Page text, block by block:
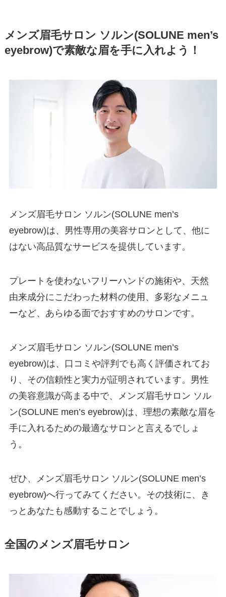
メンズ眉毛サロン ソルン(SOLUNE men’s
eyebrow)で素敵な眉を手に入れよう！
メンズ眉毛サロン ソルン(SOLUNE men’s
eyebrow)は、男性専用の美容サロンとして、他に
はない高品質なサービスを提供しています。
プレートを使わないフリーハンドの施術や、天然
由来成分にこだわった材料の使用、多彩なメニュ
ーなど、あらゆる面でおすすめのサロンです。
メンズ眉毛サロン ソルン(SOLUNE men’s
eyebrow)は、口コミや評判でも高く評価されてお
り、その信頼性と実力が証明されています。男性
の美容意識が高まる中で、メンズ眉毛サロン ソル
ン(SOLUNE men’s eyebrow)は、理想の素敵な眉を
手に入れるための最適なサロンと言えるでしょ
う。
ぜひ、メンズ眉毛サロン ソルン(SOLUNE men’s
eyebrow)へ行ってみてください。その技術に、き
っとあなたも感動することでしょう。
全国のメンズ眉毛サロン